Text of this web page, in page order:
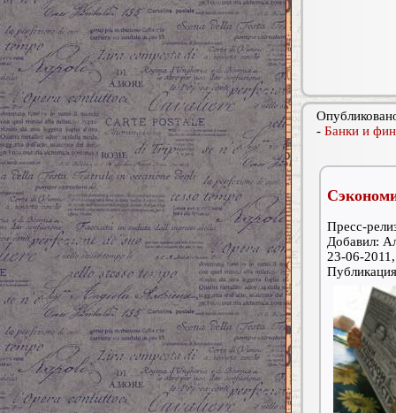
- Банки и
Пресс-
Добавил:
23-06-